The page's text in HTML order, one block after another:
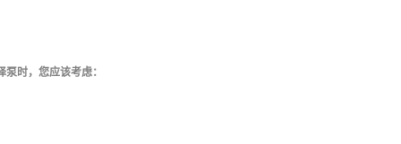
时，您应该考虑：